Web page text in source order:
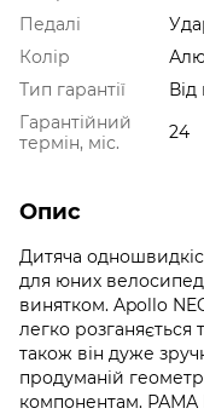
Педалі
Колір
Тип гарантії
Гарантійний
термін, міс.
24
Опис
Дитяча
для юних
винятком. Apollo
легко розганяється
також він дуже
продуманій
компонентам.